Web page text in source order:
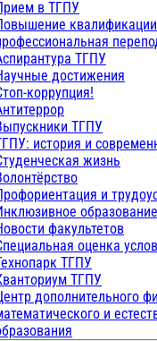
в ТГПУ
ТГПУ
достижения
коррупция!
ТГПУ
история и
жизнь
и
образование
факультетов
оценка
ТГПУ
ТГПУ
дополнительного
и